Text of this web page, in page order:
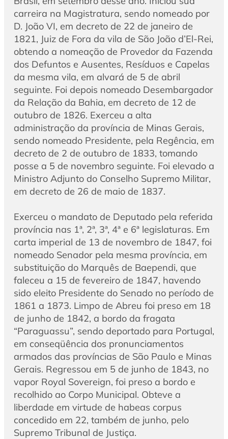
carreira na Magistratura, sendo nomeado por
D. João VI, em decreto de 22 de janeiro de
1821, Juiz de Fora da vila de São João d’El-Rei,
obtendo a nomeação de Provedor da Fazenda
dos Defuntos e Ausentes, Resíduos e Capelas
da mesma vila, em alvará de 5 de abril
seguinte. Foi depois nomeado Desembargador
da Relação da Bahia, em decreto de 12 de
outubro de 1826. Exerceu a alta
administração da província de Minas Gerais,
sendo nomeado Presidente, pela Regência, em
decreto de 2 de outubro de 1833, tomando
posse a 5 de novembro seguinte. Foi elevado a
Ministro Adjunto do Conselho Supremo Militar,
em decreto de 26 de maio de 1837.
Exerceu o mandato de Deputado pela referida
província nas 1ª, 2ª, 3ª, 4ª e 6ª legislaturas. Em
carta imperial de 13 de novembro de 1847, foi
nomeado Senador pela mesma província, em
substituição do Marquês de Baependi, que
faleceu a 15 de fevereiro de 1847, havendo
sido eleito Presidente do Senado no período de
1861 a 1873. Limpo de Abreu foi preso em 18
de junho de 1842, a bordo da fragata
“Paraguassu”, sendo deportado para Portugal,
em conseqüência dos pronunciamentos
armados das províncias de São Paulo e Minas
Gerais. Regressou em 5 de junho de 1843, no
vapor Royal Sovereign, foi preso a bordo e
recolhido ao Corpo Municipal. Obteve a
liberdade em virtude de habeas corpus
concedido em 22, também de junho, pelo
Supremo Tribunal de Justiça.